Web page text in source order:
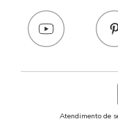
Atendimento de